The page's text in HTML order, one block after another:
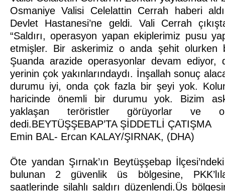
Osmaniye Valisi Celelattin Cerrah haberi
Devlet Hastanesi’ne geldi. Vali Cerrah
“Saldırı, operasyon yapan ekiplerimiz pusu
etmişler. Bir askerimiz o anda şehit olurken
Şuanda arazide operasyonlar devam ediyor,
yerinin çok yakınlarındaydı. İnşallah sonuç
durumu iyi, onda çok fazla bir şeyi yok.
haricinde önemli bir durumu yok. Bizim
yaklaşan teröristler görüyorlar ve
dedi.BEYTÜŞŞEBAP’TA ŞİDDETLİ ÇATIŞMA
Emin BAL- Ercan KALAY/ŞIRNAK, (DHA)
Öte yandan Şırnak’ın Beytüşşebap
bulunan 2 güvenlik üs bölgesine,
saatlerinde silahlı saldırı düzenlendi.Üs